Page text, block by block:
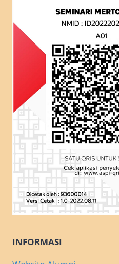
INFORMASI